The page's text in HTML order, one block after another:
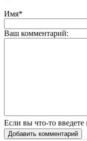
Имя*
Ваш комментарий:
Если вы что-то
Добавить комментарий